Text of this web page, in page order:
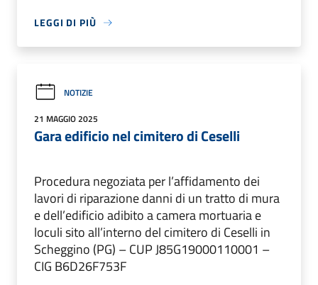
LEGGI DI PIÙ
NOTIZIE
21 MAGGIO 2025
Gara edificio nel cimitero di Ceselli
Procedura negoziata per l’affidamento dei
lavori di riparazione danni di un tratto di mura
e dell’edificio adibito a camera mortuaria e
loculi sito all’interno del cimitero di Ceselli in
Scheggino (PG) – CUP J85G19000110001 –
CIG B6D26F753F